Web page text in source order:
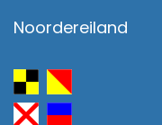
Noordereiland